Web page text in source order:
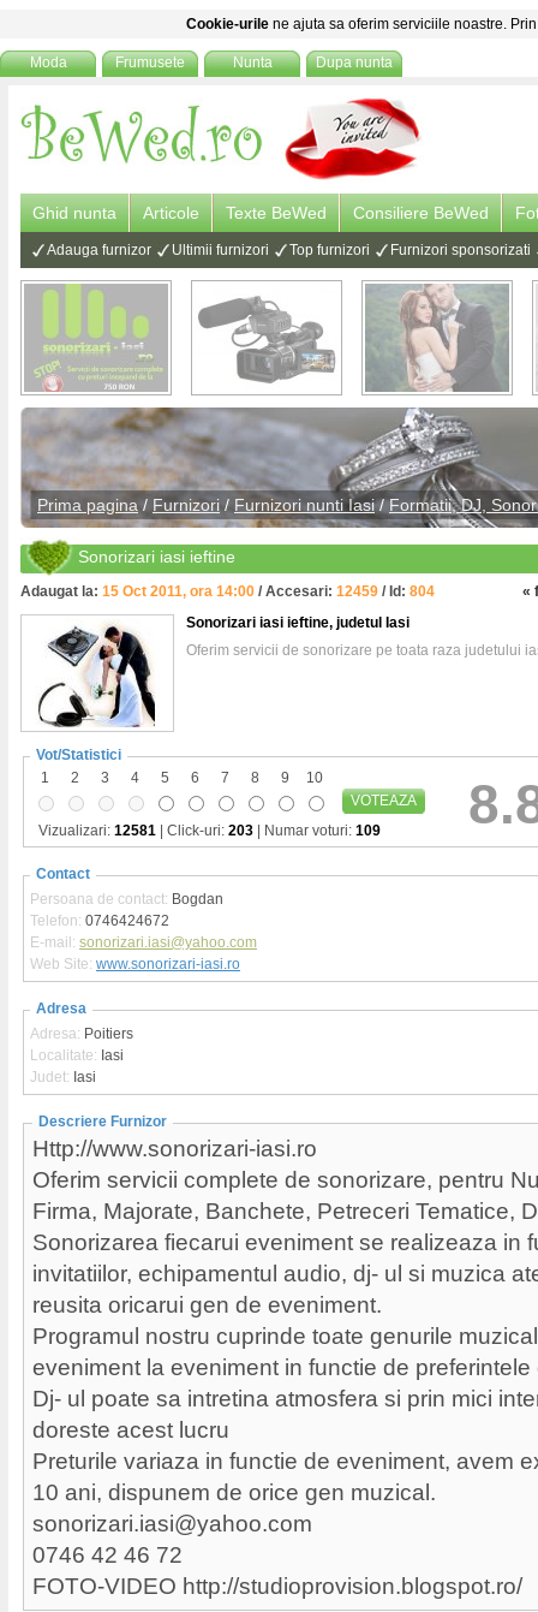
Cookie-urile ne ajuta sa oferim serviciile noastre.
Moda Frumusete Nunta Dupa nunta
Ghid nunta Articole Texte BeWed Consiliere BeWed
Adauga furnizor Ultimii furnizori Top furnizori Furnizori sponsorizati
Prima pagina / Furnizori/ Furnizori nunti Iasi/Formatii, DJ,
Sonorizari iasi ieftine
Adaugat la: 15 Oct 2011, ora 14:00 / Accesari: 12459 / Id: 804
«
Sonorizari iasi ieftine, judetul Iasi
Oferim servicii de sonorizare pe toata raza judetului
Vot/Statistici
1
2 3 4 5 6 7 8 9
10
VOTEAZA
Vizualizari: 12581 | Click-uri: 203 | Numar voturi: 109
Contact
Persoana de contact: Bogdan
Telefon: 0746424672
E-mail: sonorizari.iasi@yahoo.com
Web Site: www.sonorizari-iasi.ro
Adresa
Adresa: Poitiers
Localitate: Iasi
Judet: Iasi
Descriere Furnizor
Http://www.sonorizari-iasi.ro
Oferim servicii complete de sonorizare, pentru
Firma, Majorate, Banchete, Petreceri Tematice,
Sonorizarea fiecarui eveniment se realizeaza in
invitatiilor, echipamentul audio, dj- ul si muzica
reusita oricarui gen de eveniment.
Programul nostru cuprinde toate genurile
eveniment la eveniment in functie de
Dj- ul poate sa intretina atmosfera si prin mici
doreste acest lucru
Preturile variaza in functie de eveniment, avem
10 ani, dispunem de orice gen muzical.
sonorizari.iasi@yahoo.com
0746 42 46 72
FOTO-VIDEO http://studioprovision.blogspot.ro/